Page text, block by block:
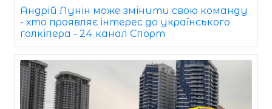
Андрій Лунін може змінити свою команду
- хто проявляє інтерес до українського
голкіпера - 24 канал Спорт